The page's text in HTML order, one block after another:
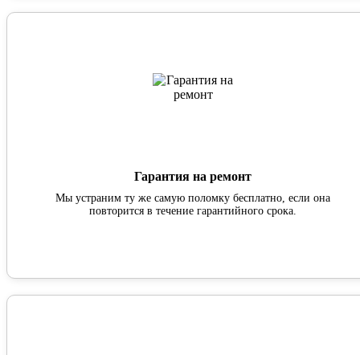
Гарантия на ремонт
Мы устраним ту же самую поломку бесплатно, если она
повторится в течение гарантийного срока.